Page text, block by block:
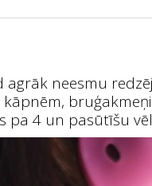
agrāk neesmu
pa 4 un pasūtīšu